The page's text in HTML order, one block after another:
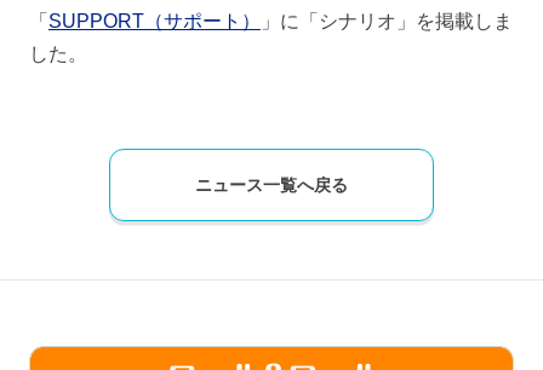
「 SUPPORT（サポート）
」に「シナリオ」を掲載しま
した。
ニュース一覧へ戻る